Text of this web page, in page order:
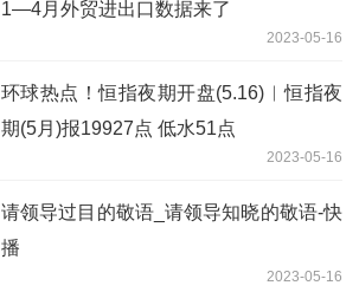
1—4月外贸进出口数据来了
2023-05-16
环球热点！恒指夜期开盘(5.16)︱恒指夜
期(5月)报19927点 低水51点
2023-05-16
请领导过目的敬语_请领导知晓的敬语-快
播
2023-05-16